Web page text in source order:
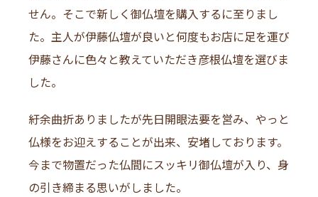
せん。そこで新しく御仏壇を購入するに至りまし
た。主人が伊藤仏壇が良いと何度もお店に足を運び
伊藤さんに色々と教えていただき彦根仏壇を選びま
した。
紆余曲折ありましたが先日開眼法要を営み、やっと
仏様をお迎えすることが出来、安堵しております。
今まで物置だった仏間にスッキリ御仏壇が入り、身
の引き締まる思いがしました。